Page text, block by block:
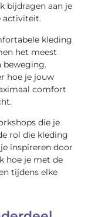
bijdragen aan je
activiteit.
kleding
het meest
beweging.
hoe je jouw
comfort
die je
rol die kleding
inspireren door
hoe je met de
tijdens elke